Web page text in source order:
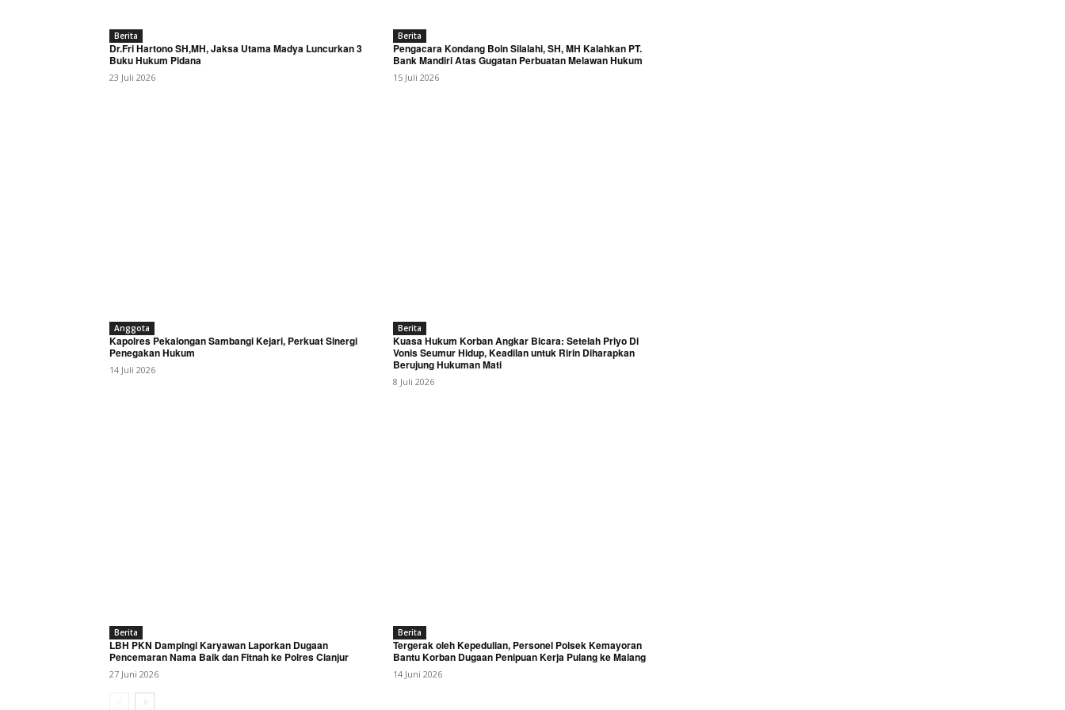
Berita
Dr.Fri Hartono SH,MH, Jaksa Utama Madya Luncurkan 3
Buku Hukum Pidana
23 Juli 2026
Berita
Pengacara Kondang Boin Silalahi, SH, MH Kalahkan PT.
Bank Mandiri Atas Gugatan Perbuatan Melawan Hukum
15 Juli 2026
Anggota
Kapolres Pekalongan Sambangi Kejari, Perkuat Sinergi
Penegakan Hukum
14 Juli 2026
Berita
Kuasa Hukum Korban Angkar Bicara: Setelah Priyo Di
Vonis Seumur Hidup, Keadilan untuk Ririn Diharapkan
Berujung Hukuman Mati
8 Juli 2026
Berita
LBH PKN Dampingi Karyawan Laporkan Dugaan
Pencemaran Nama Baik dan Fitnah ke Polres Cianjur
27 Juni 2026
Berita
Tergerak oleh Kepedulian, Personel Polsek Kemayoran
Bantu Korban Dugaan Penipuan Kerja Pulang ke Malang
14 Juni 2026